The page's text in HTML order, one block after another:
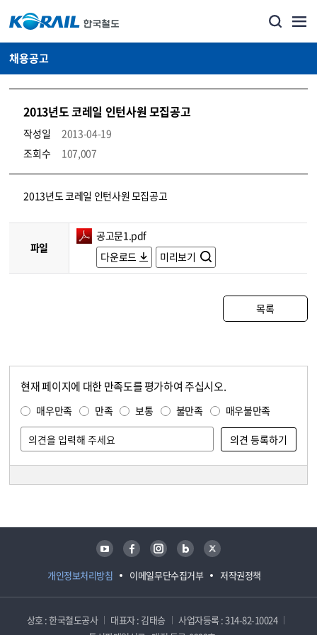
채용공고
2013년도 코레일 인턴사원 모집공고
작성일
2013-04-19
조회수
107,007
코레일소개_경영공시_채용공고 상세보기 – 내용, 파일, 담당자 연락처로 구성
2013년도 코레일 인턴사원 모집공고
파일
공고문1.pdf
다운로드
미리보기
목록
현재 페이지에 대한 만족도를 평가하여 주십시오.
매우만족 만족 보통 불만족 매우불만족
개인정보처리방침 이메일무단수집거부 저작권정책
유튜브 페이스북 인스타그램 블로그 트위터
상호 : 한국철도공사 대표자 : 김태승
사업자등록 : 314-82-10024